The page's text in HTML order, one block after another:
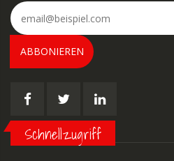
ABBONIEREN
Schnellzugriff